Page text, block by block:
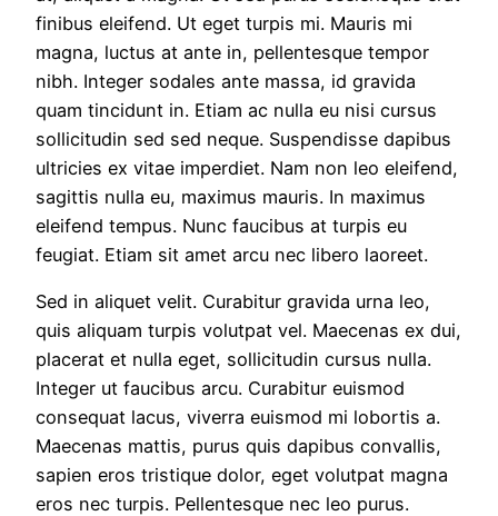
finibus eleifend. Ut eget turpis mi. Mauris mi
magna, luctus at ante in, pellentesque tempor
nibh. Integer sodales ante massa, id gravida
quam tincidunt in. Etiam ac nulla eu nisi cursus
sollicitudin sed sed neque. Suspendisse dapibus
ultricies ex vitae imperdiet. Nam non leo eleifend,
sagittis nulla eu, maximus mauris. In maximus
eleifend tempus. Nunc faucibus at turpis eu
feugiat. Etiam sit amet arcu nec libero laoreet.
Sed in aliquet velit. Curabitur gravida urna leo,
quis aliquam turpis volutpat vel. Maecenas ex dui,
placerat et nulla eget, sollicitudin cursus nulla.
Integer ut faucibus arcu. Curabitur euismod
consequat lacus, viverra euismod mi lobortis a.
Maecenas mattis, purus quis dapibus convallis,
sapien eros tristique dolor, eget volutpat magna
eros nec turpis. Pellentesque nec leo purus.